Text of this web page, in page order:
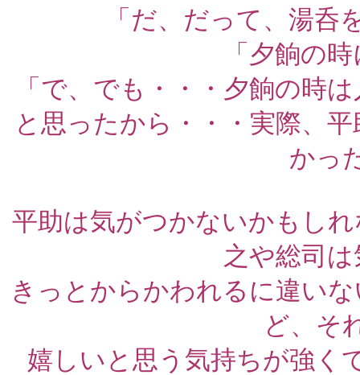
「だ、だって、湯
「夕餉の
「で、でも・・・夕餉の時
と思ったから・・・実際、
かっ
平助は気がつかないかもし
之や総司
きっとからかわれるに違い
ど、そ
嬉しいと思う気持ちが強く